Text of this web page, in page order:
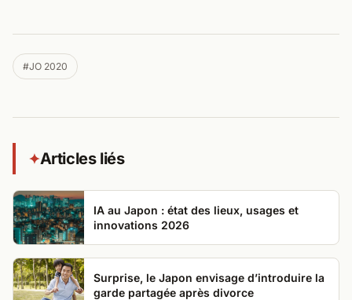
#JO 2020
✦Articles liés
IA au Japon : état des lieux, usages et
innovations 2026
Surprise, le Japon envisage d’introduire la
garde partagée après divorce